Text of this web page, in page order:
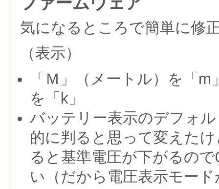
気になるところで簡単に修
（表示）
「Ｍ」（メートル）を「
を「k」
バッテリー表示のデフォ
的に判ると思って変えた
ると基準電圧が下がるの
い（だから電圧表示モー